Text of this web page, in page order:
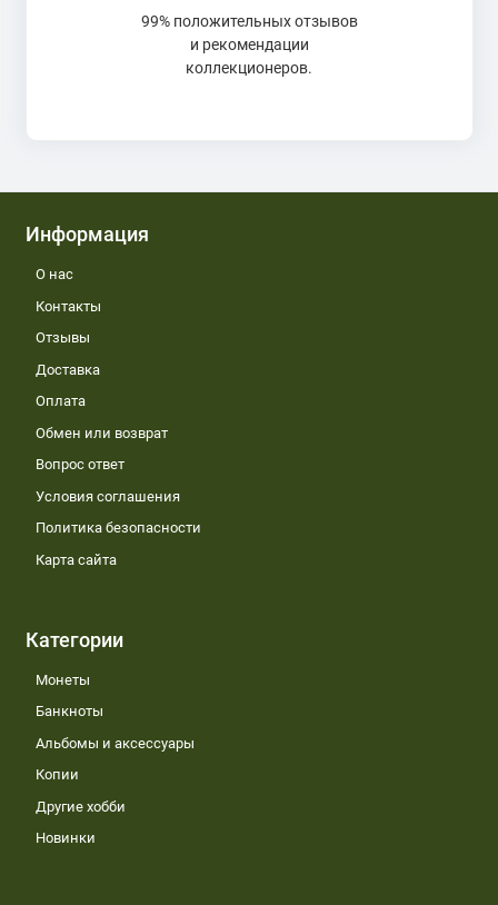
99% положительных отзывов
и рекомендации
коллекционеров.
Информация
О нас
Контакты
Отзывы
Доставка
Оплата
Обмен или возврат
Вопрос ответ
Условия соглашения
Политика безопасности
Карта сайта
Категории
Монеты
Банкноты
Альбомы и аксессуары
Копии
Другие хобби
Новинки